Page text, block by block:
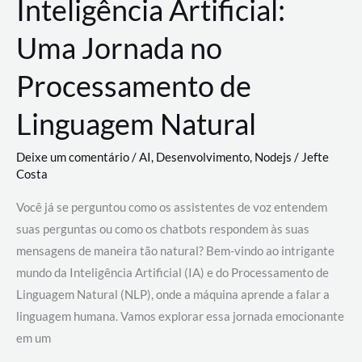
Inteligência Artificial:
Uma Jornada no
Processamento de
Linguagem Natural
Deixe um comentário/AI, Desenvolvimento, Nodejs / Jefte
Costa
Você já se perguntou como os assistentes de voz entendem
suas perguntas ou como os chatbots respondem às suas
mensagens de maneira tão natural? Bem-vindo ao intrigante
mundo da Inteligência Artificial (IA) e do Processamento de
Linguagem Natural (NLP), onde a máquina aprende a falar a
linguagem humana. Vamos explorar essa jornada emocionante
em um